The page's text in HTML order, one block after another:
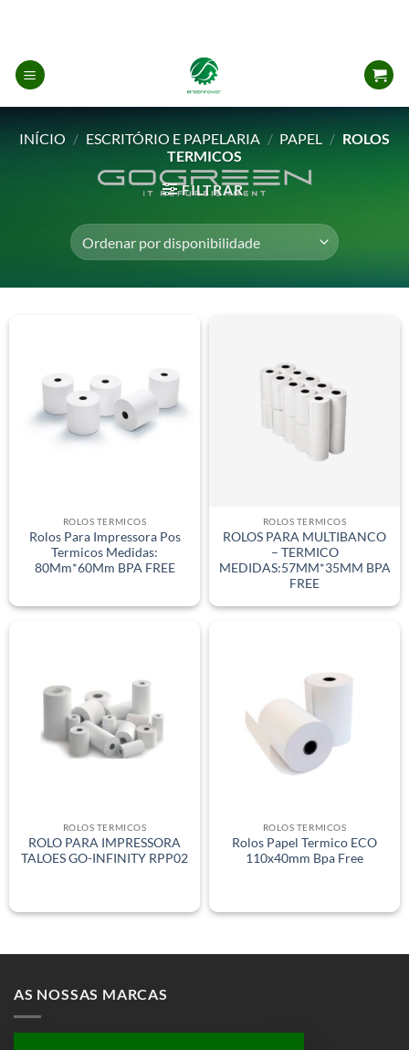
content
INÍCIO / ESCRITÓRIO E PAPELARIA / PAPEL / ROLOS
TERMICOS
FILTRAR
ROLOS TERMICOS
Rolos Para Impressora Pos
Termicos Medidas:
80Mm*60Mm BPA FREE
ROLOS TERMICOS
ROLOS PARA MULTIBANCO
– TERMICO
MEDIDAS:57MM*35MM BPA
FREE
ROLOS TERMICOS
ROLO PARA IMPRESSORA
TALOES GO-INFINITY RPP02
ROLOS TERMICOS
Rolos Papel Termico ECO
110x40mm Bpa Free
AS NOSSAS MARCAS